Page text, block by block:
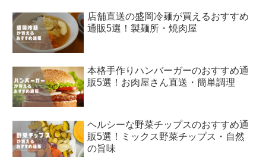
店舗直送の盛岡冷麺が買えるおすすめ
通販5選！製麺所・焼肉屋
本格手作りハンバーガーのおすすめ通
販5選！お肉屋さん直送・簡単調理
ヘルシーな野菜チップスのおすすめ通
販5選！ミックス野菜チップス・自然
の旨味